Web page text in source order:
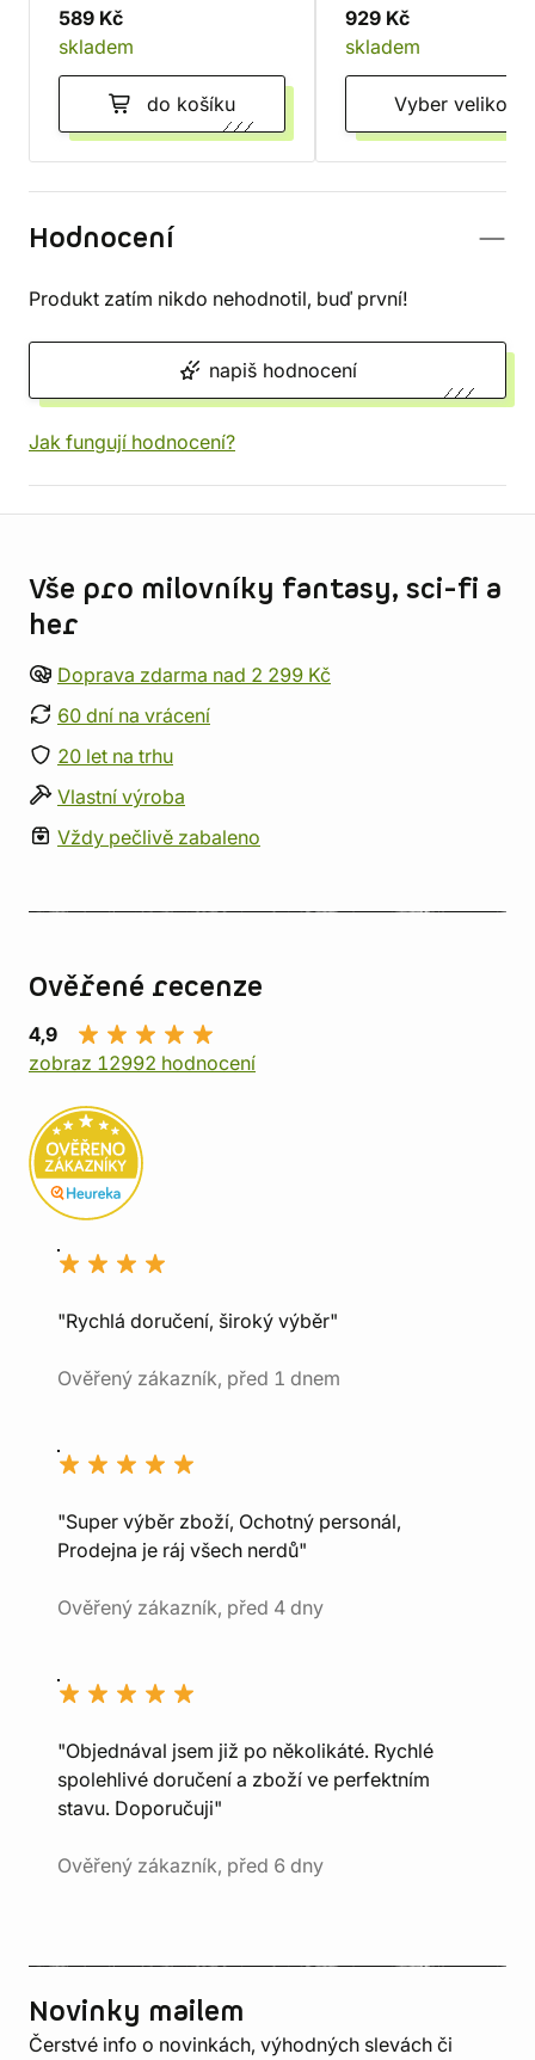
589 Kč
skladem
do košíku
929 Kč
skladem
Vyber velikost
Hodnocení
Produkt zatím nikdo nehodnotil, buď první!
napiš hodnocení
Jak fungují hodnocení?
Vše pro milovníky fantasy, sci-fi a
her
Doprava zdarma nad 2 299 Kč
60 dní na vrácení
20 let na trhu
Vlastní výroba
Vždy pečlivě zabaleno
Ověřené recenze
4,9
zobraz 12992 hodnocení
"Rychlá doručení, široký výběr"
Ověřený zákazník, před 1 dnem
"Super výběr zboží, Ochotný personál,
Prodejna je ráj všech nerdů"
Ověřený zákazník, před 4 dny
"Objednával jsem již po několikáté. Rychlé
spolehlivé doručení a zboží ve perfektním
stavu. Doporučuji"
Ověřený zákazník, před 6 dny
Novinky mailem
Čerstvé info o novinkách, výhodných slevách či